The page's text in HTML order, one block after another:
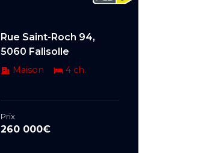
Rue Saint-Roch 94,
5060 Falisolle
Maison 4 ch.
Prix
260 000€